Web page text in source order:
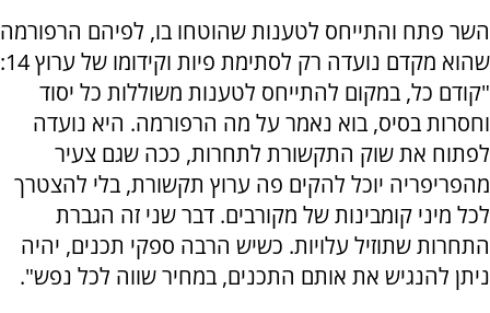
השר פתח והתייחס לטענות שהוטחו בו, לפיהם הרפורמה
שהוא מקדם נועדה רק לסתימת פיות וקידומו של ערוץ 14:
"קודם כל, במקום להתייחס לטענות משוללות כל יסוד
וחסרות בסיס, בוא נאמר על מה הרפורמה. היא נועדה
לפתוח את שוק התקשורת לתחרות, ככה שגם צעיר
מהפריפריה יוכל להקים פה ערוץ תקשורת, בלי להצטרך
לכל מיני קומבינות של מקורבים. דבר שני זה הגברת
התחרות שתוזיל עלויות. כשיש הרבה ספקי תכנים, יהיה
ניתן להנגיש את אותם התכנים, במחיר שווה לכל נפש".